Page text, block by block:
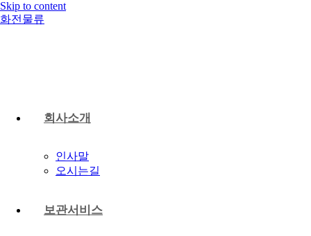
Skip to content
화전물류
회사소개
인사말
오시는길
보관서비스